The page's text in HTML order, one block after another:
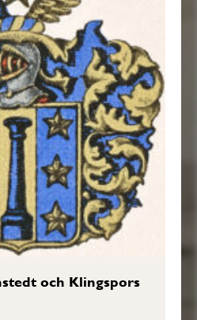
och Klingspors